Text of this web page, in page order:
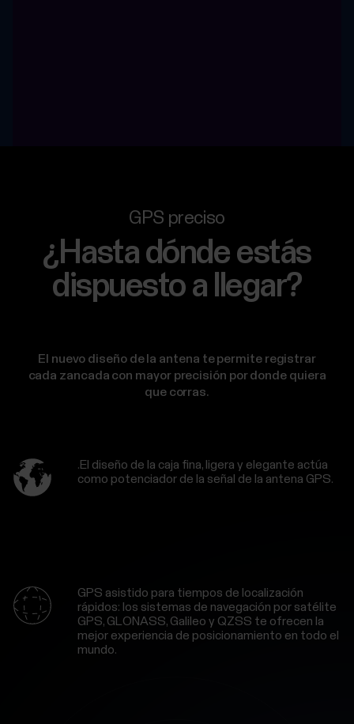
GPS preciso
¿Hasta dónde estás
dispuesto a llegar?
El nuevo diseño de la antena te permite registrar
cada zancada con mayor precisión por donde quiera
que corras.
.El diseño de la caja fina, ligera y elegante actúa
como potenciador de la señal de la antena GPS.
GPS asistido para tiempos de localización
rápidos: los sistemas de navegación por satélite
GPS, GLONASS, Galileo y QZSS te ofrecen la
mejor experiencia de posicionamiento en todo el
mundo.